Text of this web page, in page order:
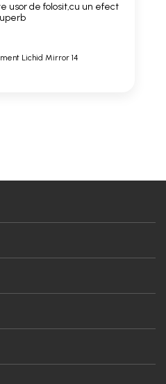
usor de folosit,cu un efect
Lichid Mirror 14